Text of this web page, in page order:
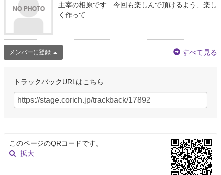
主宰の相原です！今回も楽しんで頂けるよう、楽し
く作って...
メンバーに登録 すべて見る
トラックバックURLはこちら
このページのQRコードです。
拡大